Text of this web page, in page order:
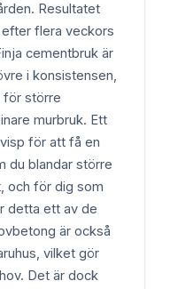
Resultatet
flera veckors
cementbruk är
i konsistensen,
för större
murbruk. Ett
för att få en
du blandar större
och för dig som
detta ett av de
är också
vilket gör
Det är dock